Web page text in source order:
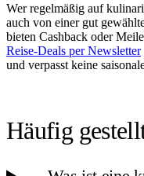
Wer regelmäßig auf
auch von einer gut
bieten Cashback oder
Reise-Deals per Newsletter
und verpasst keine
Häufig